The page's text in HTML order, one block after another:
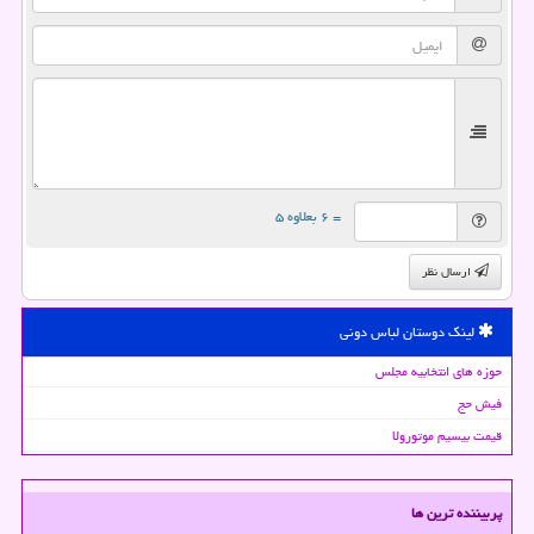
= ۶ بعلاوه ۵
ارسال نظر
لینک دوستان لباس دونی
حوزه های انتخابیه مجلس
فیش حج
قیمت بیسیم موتورولا
پربیننده ترین ها